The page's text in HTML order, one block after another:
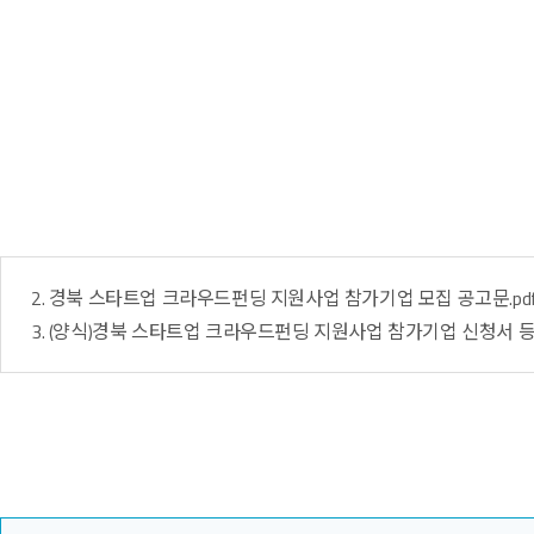
2. 경북 스타트업 크라우드펀딩 지원사업 참가기업 모집 공고문
3. (양식)경북 스타트업 크라우드펀딩 지원사업 참가기업 신청서